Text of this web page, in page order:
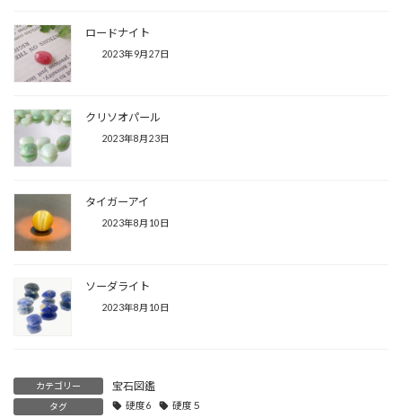
ロードナイト
2023年9月27日
クリソオパール
2023年8月23日
タイガーアイ
2023年8月10日
ソーダライト
2023年8月10日
カテゴリー 宝石図鑑
タグ 硬度6 硬度５